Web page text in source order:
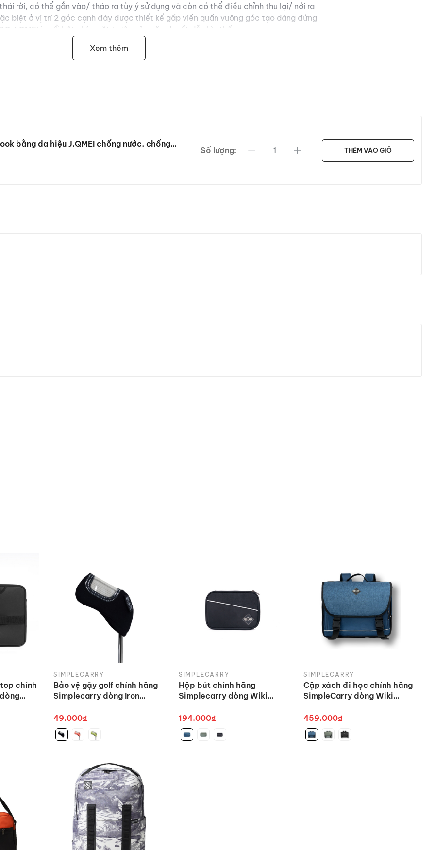
rời, có thể gắn vào/ tháo ra tùy ý sử dụng và còn có thể điều chỉnh thu lại/ nới ra
biệt ở vị trí 2 góc cạnh đáy được thiết kế gấp viền quấn vuông góc tạo dáng đứng
J.QMEI in nổi bật phía mặt trước của cặp da rất dễ nhìn thấy.
có 3 màu sắc cho nữ: Xám, Hồng phấn, Hồng đậm.
- 38 x 28 x 5.5 (cm) - 41 x 30 x 5.5 (cm) - 44 x 35 x 5.5 (cm)
Xem thêm
bằng da hiệu J.QMEI chống nước, chống
Số lượng: THÊM VÀO GIỎ
chính
SIMPLECARRY
Bảo vệ gậy golf chính hãng
Simplecarry dòng Iron
49.000₫
SIMPLECARRY
Hộp bút chính hãng
Simplecarry dòng Wiki
194.000₫
SIMPLECARRY
Cặp xách đi học chính hãng
SimpleCarry dòng Wiki
459.000₫